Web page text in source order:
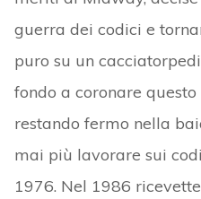
guerra dei codici e
puro su un
fondo a coronare
restando fermo nella
mai più lavorare sui
1976. Nel 1986